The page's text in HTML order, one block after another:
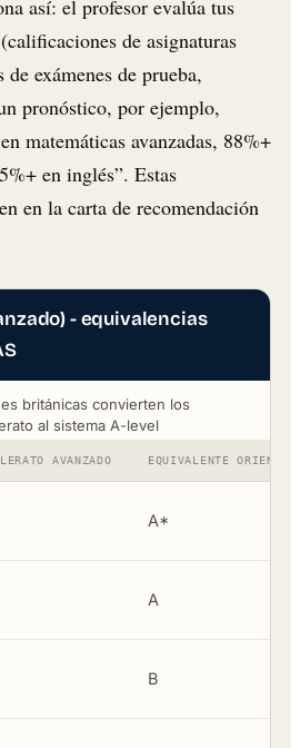
así: el profesor evalúa tus
de asignaturas
de exámenes de prueba,
pronóstico, por ejemplo,
matemáticas avanzadas, 88%+
en inglés”. Estas
en la carta de recomendación
- equivalencias
británicas convierten los
al sistema A-level
AVANZADO EQUIVALENTE
A*
A
B